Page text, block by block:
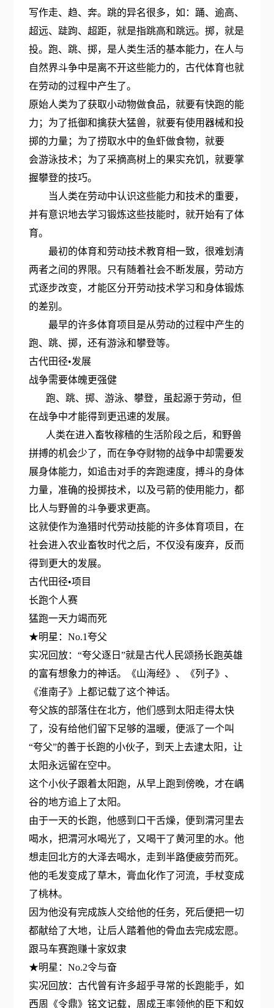
写作走、趋、奔。跳的异名很多，如：踊、逾高、
超远、跿跔、超距，就是指跳高和跳远。掷，就是
投。跑、跳、掷，是人类生活的基本能力，在人与
自然界斗争中是离不开这些能力的，古代体育也就
在劳动的过程中产生了。
原始人类为了获取小动物做食品，就要有快跑的能
力；为了抵御和擒获大猛兽，就要有使用器械和投
掷的力量；为了捞取水中的鱼虾做食物，就要
会游泳技术；为了采摘高树上的果实充饥，就要掌
握攀登的技巧。
当人类在劳动中认识这些能力和技术的重要，
并有意识地去学习锻炼这些技能时，就开始有了体
育。
最初的体育和劳动技术教育相一致，很难划清
两者之间的界限。只有随着社会不断发展，劳动方
式逐步改变，才能区分开劳动技术学习和身体锻炼
的差别。
最早的许多体育项目是从劳动的过程中产生的
跑、跳、掷，还有游泳和攀登等。
古代田径•发展
战争需要体魄更强健
跑、跳、掷、游泳、攀登，虽起源于劳动，但
在战争中才能得到更迅速的发展。
人类在进入畜牧稼穑的生活阶段之后，和野兽
拼搏的机会少了，而在争夺财物的战争中却需要发
展身体能力，如追击对手的奔跑速度，搏斗的身体
力量，准确的投掷技术，以及弓箭的使用能力，都
比人与野兽的斗争要求更高。
这就使作为渔猎时代劳动技能的许多体育项目，在
社会进入农业畜牧时代之后，不仅没有废弃，反而
得到更大的发展。
古代田径•项目
长跑个人赛
猛跑一天力竭而死
★明星：No.1夸父
实况回放：“夸父逐日”就是古代人民颂扬长跑英雄
的富有想象力的神话。《山海经》、《列子》、
《淮南子》上都记载了这个神话。
夸父族的部落住在北方，他们感到太阳走得太快
了，没有给他们留下足够的温暖，便派了一个叫
“夸父”的善于长跑的小伙子，到天上去逮太阳，让
太阳永远留在空中。
这个小伙子跟着太阳跑，从早上跑到傍晚，才在嵎
谷的地方追上了太阳。
由于一天的长跑，他感到口干舌燥，便到渭河里去
喝水，把渭河水喝光了，又喝干了黄河里的水。他
想走回北方的大泽去喝水，走到半路便疲劳而死。
他的毛发变成了草木，膏血化作了河流，手杖变成
了桃林。
因为他没有完成族人交给他的任务，死后便把一切
都献给了大地，让后人踏着他的骨血去完成宏愿。
跟马车赛跑赚十家奴隶
★明星：No.2令与奋
实况回放：古代曾有许多超乎寻常的长跑能手，如
西周《令鼎》铭文记载，周成王率领他的臣下和奴